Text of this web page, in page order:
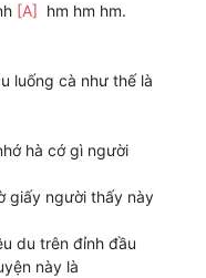
[A] hm hm hm.
luống cà như thế là
hà cớ gì người
giấy người thấy này
du trên đỉnh đầu
này là